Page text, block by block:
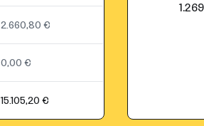
2.660,80 €
0,00 €
15.105,20 €